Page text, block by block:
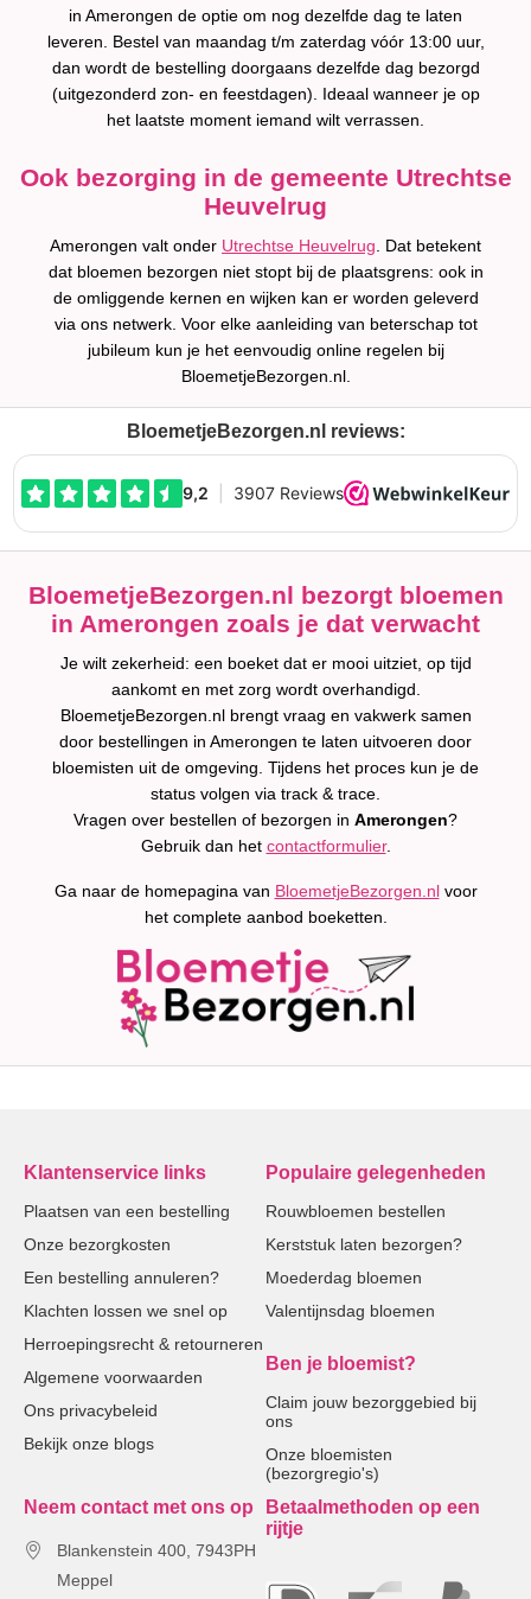
in Amerongen de optie om nog dezelfde dag te laten
leveren. Bestel van maandag t/m zaterdag vóór 13:00 uur,
dan wordt de bestelling doorgaans dezelfde dag bezorgd
(uitgezonderd zon- en feestdagen). Ideaal wanneer je op
het laatste moment iemand wilt verrassen.
Ook bezorging in de gemeente Utrechtse
Heuvelrug
Amerongen valt onder Utrechtse Heuvelrug . Dat betekent
dat bloemen bezorgen niet stopt bij de plaatsgrens: ook in
de omliggende kernen en wijken kan er worden geleverd
via ons netwerk. Voor elke aanleiding van beterschap tot
jubileum kun je het eenvoudig online regelen bij
BloemetjeBezorgen.nl.
BloemetjeBezorgen.nl reviews:
BloemetjeBezorgen.nl bezorgt bloemen
in Amerongen zoals je dat verwacht
Je wilt zekerheid: een boeket dat er mooi uitziet, op tijd
aankomt en met zorg wordt overhandigd.
BloemetjeBezorgen.nl brengt vraag en vakwerk samen
door bestellingen in Amerongen te laten uitvoeren door
bloemisten uit de omgeving. Tijdens het proces kun je de
status volgen via track & trace.
Vragen over bestellen of bezorgen in Amerongen?
Gebruik dan het contactformulier.
Ga naar de homepagina van BloemetjeBezorgen.nlvoor
het complete aanbod boeketten.
Klantenservice links
Plaatsen van een bestelling
Onze bezorgkosten
Een bestelling annuleren?
Klachten lossen we snel op
Herroepingsrecht & retourneren
Algemene voorwaarden
Ons privacybeleid
Bekijk onze blogs
Populaire gelegenheden
Rouwbloemen bestellen
Kerststuk laten bezorgen?
Moederdag bloemen
Valentijnsdag bloemen
Ben je bloemist?
Claim jouw bezorggebied bij
ons
Onze bloemisten
(bezorgregio's)
Neem contact met ons op
Blankenstein 400, 7943PH
Meppel
Betaalmethoden op een
rijtje